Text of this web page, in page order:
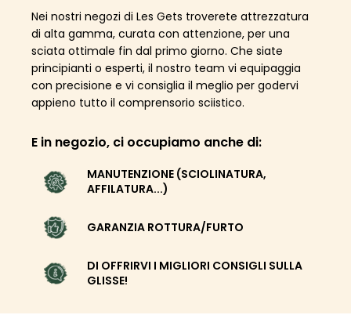
Nei nostri negozi di Les Gets troverete attrezzatura
di alta gamma, curata con attenzione, per una
sciata ottimale fin dal primo giorno. Che siate
principianti o esperti, il nostro team vi equipaggia
con precisione e vi consiglia il meglio per godervi
appieno tutto il comprensorio sciistico.
E in negozio, ci occupiamo anche di:
MANUTENZIONE (SCIOLINATURA,
AFFILATURA...)
GARANZIA ROTTURA/FURTO
DI OFFRIRVI I MIGLIORI CONSIGLI SULLA
GLISSE!